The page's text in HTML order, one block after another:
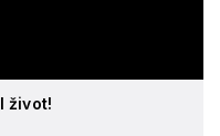
život!